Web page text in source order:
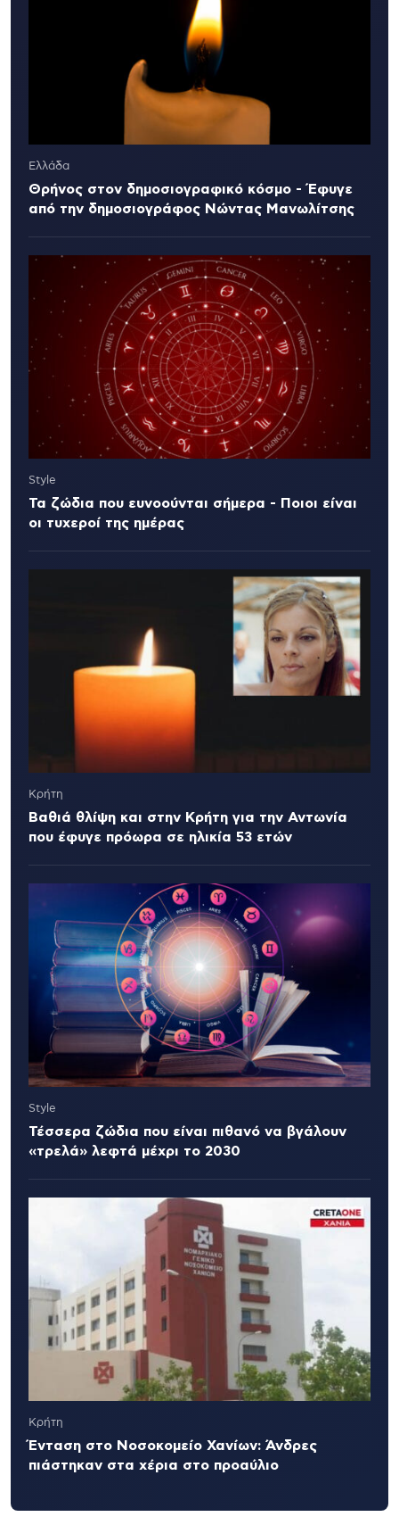
Ελλάδα
Θρήνος στον δημοσιογραφικό κόσμο - Έφυγε
από την δημοσιογράφος Νώντας Μανωλίτσης
Style
Τα ζώδια που ευνοούνται σήμερα - Ποιοι είναι
οι τυχεροί της ημέρας
Κρήτη
Βαθιά θλίψη και στην Κρήτη για την Αντωνία
που έφυγε πρόωρα σε ηλικία 53 ετών
Style
Τέσσερα ζώδια που είναι πιθανό να βγάλουν
«τρελά» λεφτά μέχρι το 2030
Κρήτη
Ένταση στο Νοσοκομείο Χανίων: Άνδρες
πιάστηκαν στα χέρια στο προαύλιο